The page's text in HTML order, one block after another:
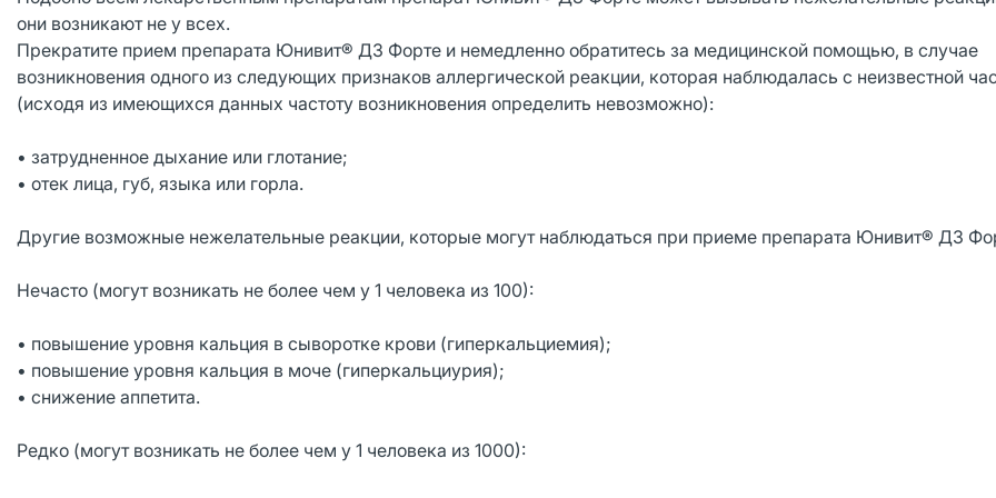
они возникают не у всех.
Прекратите прием препарата Юнивит® Д3 Форте и немедленно обратитесь за медицинской помощью, в случае
возникновения одного из следующих признаков аллергической реакции, которая наблюдалась с неизвестной
(исходя из имеющихся данных частоту возникновения определить невозможно):
• затрудненное дыхание или глотание;
• отек лица, губ, языка или горла.
Другие возможные нежелательные реакции, которые могут наблюдаться при приеме препарата Юнивит® Д3
Нечасто (могут возникать не более чем у 1 человека из 100):
• повышение уровня кальция в сыворотке крови (гиперкальциемия);
• повышение уровня кальция в моче (гиперкальциурия);
• снижение аппетита.
Редко (могут возникать не более чем у 1 человека из 1000):